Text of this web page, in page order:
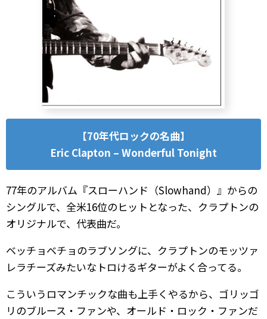
【70年代ロックの名曲】
Eric Clapton – Wonderful Tonight
77年のアルバム『スローハンド（Slowhand）』からの
シングルで、全米16位のヒットとなった、クラプトンの
オリジナルで、代表曲だ。
ベッチョベチョのラブソングに、クラプトンのモッツァ
レラチーズみたいなトロけるギターがよく合ってる。
こういうロマンチックな曲も上手くやるから、ゴリッゴ
リのブルース・ファンや、オールド・ロック・ファンだ